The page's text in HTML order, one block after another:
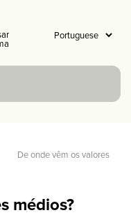
De onde vêm os valores
médios?